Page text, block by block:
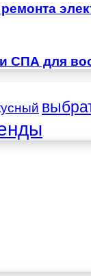
СПА для